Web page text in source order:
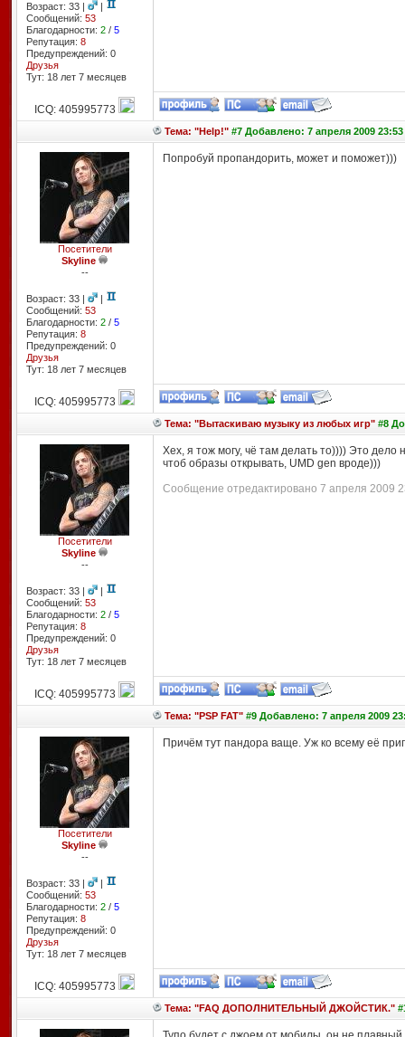
Возраст: 33 |
|
Сообщений: 53
Благодарности: 2/ 5
Репутация: 8
Предупреждений: 0
Друзья
Тут: 18 лет 7 месяцев
ICQ: 405995773
Тема: "Help!"#7 Добавлено: 7 апреля 2009 23:53
Посетители
Skyline
--
Возраст: 33 |
|
Сообщений: 53
Благодарности: 2/ 5
Репутация: 8
Предупреждений: 0
Друзья
Тут: 18 лет 7 месяцев
Попробуй пропандорить, может и поможет)))
ICQ: 405995773
Тема: "Вытаскиваю музыку из любых игр"#8
Посетители
Skyline
--
Возраст: 33 |
|
Сообщений: 53
Благодарности: 2/ 5
Репутация: 8
Предупреждений: 0
Друзья
Тут: 18 лет 7 месяцев
Хех, я тож могу, чё там делать то)))) Это дело
чтоб образы открывать, UMD gen вроде)))
Сообщение отредактировано 7 апреля 2009
ICQ: 405995773
Тема: "PSP FAT"#9 Добавлено: 7 апреля 2009
Посетители
Skyline
--
Возраст: 33 |
|
Сообщений: 53
Благодарности: 2/ 5
Репутация: 8
Предупреждений: 0
Друзья
Тут: 18 лет 7 месяцев
Причём тут пандора ваще. Уж ко всему её
ICQ: 405995773
Тема: "FAQ ДОПОЛНИТЕЛЬНЫЙ ДЖОЙСТИК."